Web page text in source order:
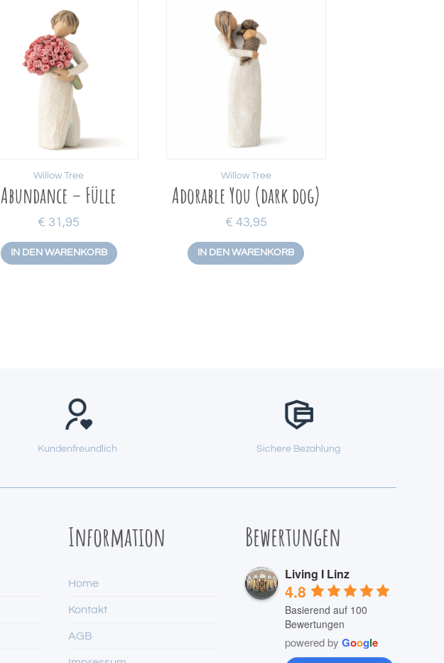
Abundance – Fülle
€ 31,95
IN DEN WARENKORB
Willow Tree
Adorable You (dark dog)
€ 43,95
IN DEN WARENKORB
Willow Tree
Kundenfreundlich Sichere Bezahlung
Information
Home
Kontakt
AGB
Bewertungen
Living I Linz
4.8
Basierend auf 100
Bewertungen
powered by Google